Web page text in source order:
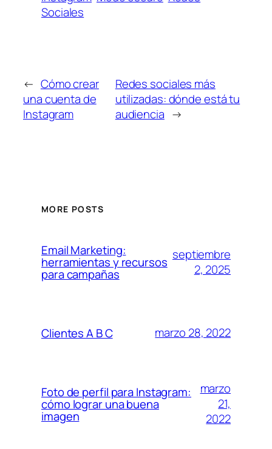
Sociales
← Cómo crear
una cuenta de
Instagram
Redes sociales más
utilizadas: dónde está tu
audiencia →
MORE POSTS
Email Marketing:
herramientas y recursos
para campañas
septiembre
2, 2025
Clientes A B C marzo 28, 2022
Foto de perfil para Instagram:
cómo lograr una buena
imagen
marzo
21,
2022